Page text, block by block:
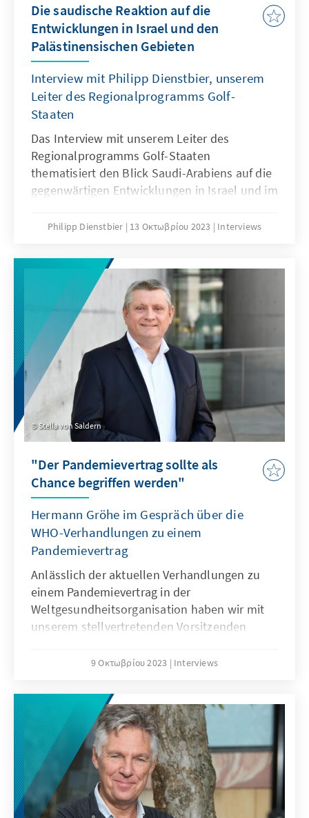
Die saudische Reaktion auf die
Entwicklungen in Israel und den
Palästinensischen Gebieten
Interview mit Philipp Dienstbier, unserem
Leiter des Regionalprogramms Golf-
Staaten
Das Interview mit unserem Leiter des
Regionalprogramms Golf-Staaten
thematisiert den Blick Saudi-Arabiens auf die
gegenwärtigen Entwicklungen in Israel und im
die Saudi-Arabien als Reaktion eingeleitet hat
Verhandlungen über eine Normalisierung mit
Israel. Eingeordnet wird ebenfalls, welche
regionalen Implikationen ein Konflikt im
Gazastreifen auf die Golf-Staaten und Iran
haben könnte.
Philipp Dienstbier 13 Οκτωβρίου 2023 Interviews
Stella von Saldern
"Der Pandemievertrag sollte als
Chance begriffen werden"
Hermann Gröhe im Gespräch über die
WHO-Verhandlungen zu einem
Pandemievertrag
Anlässlich der aktuellen Verhandlungen zu
einem Pandemievertrag in der
Weltgesundheitsorganisation haben wir mit
unserem stellvertretenden Vorsitzenden
Vorsitzender der CDU/CSU-
und Chancen einer solchen Vereinbarung
gesprochen.
9 Οκτωβρίου 2023 Interviews